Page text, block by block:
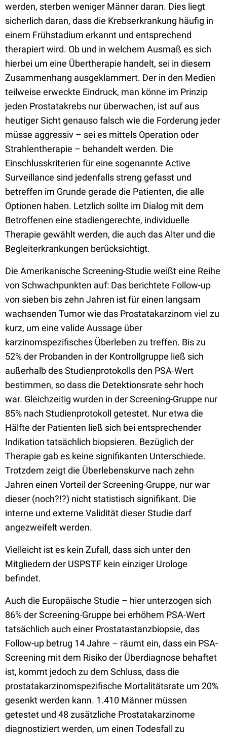
werden, sterben weniger Männer daran. Dies liegt
sicherlich daran, dass die Krebserkrankung häufig in
einem Frühstadium erkannt und entsprechend
therapiert wird. Ob und in welchem Ausmaß es sich
hierbei um eine Übertherapie handelt, sei in diesem
Zusammenhang ausgeklammert. Der in den Medien
teilweise erweckte Eindruck, man könne im Prinzip
jeden Prostatakrebs nur überwachen, ist auf aus
heutiger Sicht genauso falsch wie die Forderung jeder
müsse aggressiv – sei es mittels Operation oder
Strahlentherapie – behandelt werden. Die
Einschlusskriterien für eine sogenannte Active
Surveillance sind jedenfalls streng gefasst und
betreffen im Grunde gerade die Patienten, die alle
Optionen haben. Letzlich sollte im Dialog mit dem
Betroffenen eine stadiengerechte, individuelle
Therapie gewählt werden, die auch das Alter und die
Begleiterkrankungen berücksichtigt.
Die Amerikanische Screening-Studie weißt eine Reihe
von Schwachpunkten auf: Das berichtete Follow-up
von sieben bis zehn Jahren ist für einen langsam
wachsenden Tumor wie das Prostatakarzinom viel zu
kurz, um eine valide Aussage über
karzinomspezifisches Überleben zu treffen. Bis zu
52% der Probanden in der Kontrollgruppe ließ sich
außerhalb des Studienprotokolls den PSA-Wert
bestimmen, so dass die Detektionsrate sehr hoch
war. Gleichzeitig wurden in der Screening-Gruppe nur
85% nach Studienprotokoll getestet. Nur etwa die
Hälfte der Patienten ließ sich bei entsprechender
Indikation tatsächlich biopsieren. Bezüglich der
Therapie gab es keine signifikanten Unterschiede.
Trotzdem zeigt die Überlebenskurve nach zehn
Jahren einen Vorteil der Screening-Gruppe, nur war
dieser (noch?!?) nicht statistisch signifikant. Die
interne und externe Validität dieser Studie darf
angezweifelt werden.
Vielleicht ist es kein Zufall, dass sich unter den
Mitgliedern der USPSTF kein einziger Urologe
befindet.
Auch die Europäische Studie – hier unterzogen sich
86% der Screening-Gruppe bei erhöhem PSA-Wert
tatsächlich auch einer Prostatastanzbiopsie, das
Follow-up betrug 14 Jahre – räumt ein, dass ein PSA-
Screening mit dem Risiko der Überdiagnose behaftet
ist, kommt jedoch zu dem Schluss, dass die
prostatakarzinomspezifische Mortalitätsrate um 20%
gesenkt werden kann. 1.410 Männer müssen
getestet und 48 zusätzliche Prostatakarzinome
diagnostiziert werden, um einen Todesfall zu